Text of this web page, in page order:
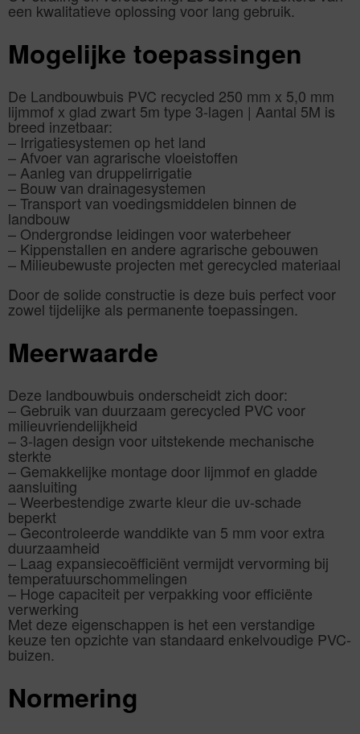
een kwalitatieve oplossing voor lang gebruik.
Mogelijke toepassingen
De Landbouwbuis PVC recycled 250 mm x 5,0 mm
lijmmof x glad zwart 5m type 3-lagen | Aantal 5M is
breed inzetbaar:
– Irrigatiesystemen op het land
– Afvoer van agrarische vloeistoffen
– Aanleg van druppelirrigatie
– Bouw van drainagesystemen
– Transport van voedingsmiddelen binnen de
landbouw
– Ondergrondse leidingen voor waterbeheer
– Kippenstallen en andere agrarische gebouwen
– Milieubewuste projecten met gerecycled materiaal
Door de solide constructie is deze buis perfect voor
zowel tijdelijke als permanente toepassingen.
Meerwaarde
Deze landbouwbuis onderscheidt zich door:
– Gebruik van duurzaam gerecycled PVC voor
milieuvriendelijkheid
– 3-lagen design voor uitstekende mechanische
sterkte
– Gemakkelijke montage door lijmmof en gladde
aansluiting
– Weerbestendige zwarte kleur die uv-schade
beperkt
– Gecontroleerde wanddikte van 5 mm voor extra
duurzaamheid
– Laag expansiecoëfficiënt vermijdt vervorming bij
temperatuurschommelingen
– Hoge capaciteit per verpakking voor efficiënte
verwerking
Met deze eigenschappen is het een verstandige
keuze ten opzichte van standaard enkelvoudige PVC-
buizen.
Normering